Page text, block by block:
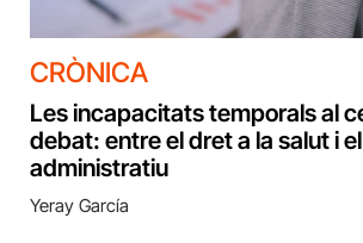
CRÒNICA
Les incapacitats temporals al
debat: entre el dret a la salut i
administratiu
Yeray García